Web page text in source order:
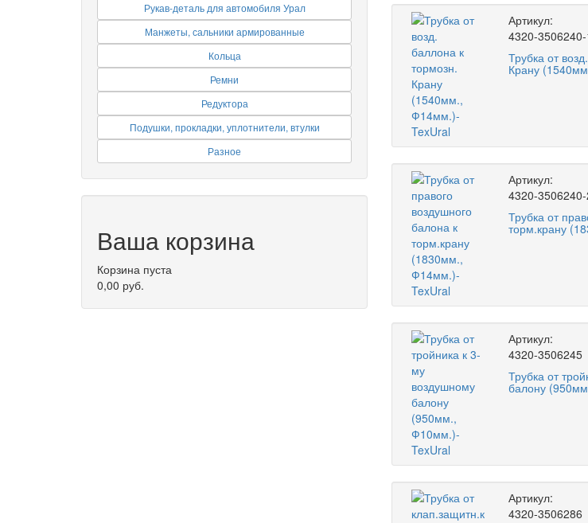
Рукав-деталь для автомобиля Урал
Манжеты, сальники армированные
Кольца
Ремни
Редуктора
Подушки, прокладки, уплотнители, втулки
Разное
Ваша корзина
Корзина пуста
0,00 руб.
Артикул:
4320-
Трубка от
Крану
Артикул:
4320-
Трубка от
торм.крану
Артикул:
4320-3506245
Трубка от
балону
Артикул:
4320-3506286